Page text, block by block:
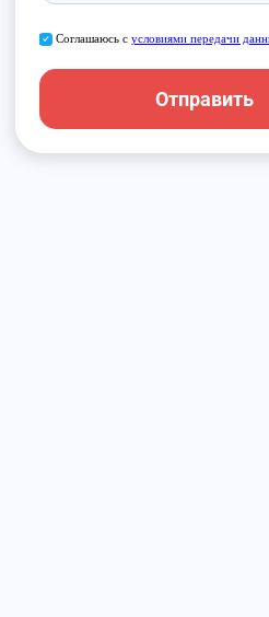
Соглашаюсь с условиями передачи
Отправить